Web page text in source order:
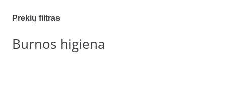
Prekių filtras
Burnos higiena